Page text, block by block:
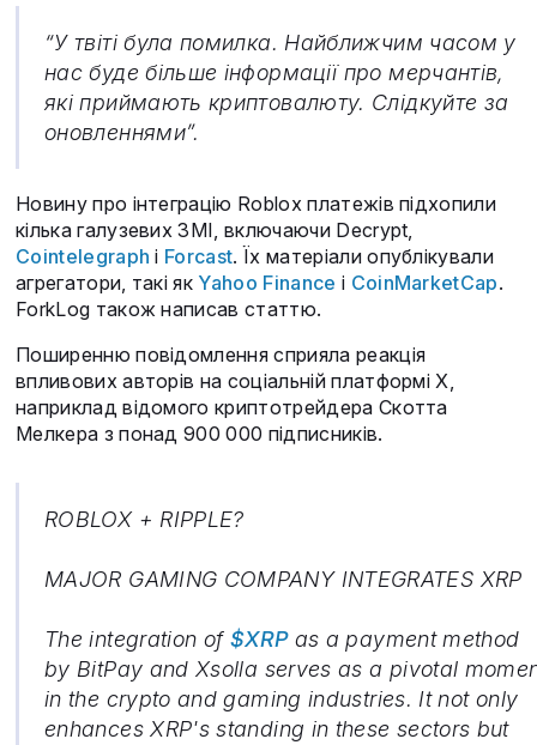
“У твіті була помилка. Найближчим часом у
нас буде більше інформації про мерчантів,
які приймають криптовалюту. Слідкуйте за
оновленнями”.
Новину про інтеграцію Roblox платежів підхопили
кілька галузевих ЗМІ, включаючи Decrypt,
Cointelegraph і Forcast. Їх матеріали опублікували
агрегатори, такі як Yahoo Finance і CoinMarketCap.
ForkLog також написав статтю.
Поширенню повідомлення сприяла реакція
впливових авторів на соціальній платформі X,
наприклад відомого криптотрейдера Скотта
Мелкера з понад 900 000 підписників.
ROBLOX + RIPPLE?
MAJOR GAMING COMPANY INTEGRATES XRP
The integration of $XRPas a payment method
by BitPay and Xsolla serves as a pivotal
in the crypto and gaming industries. It not only
enhances XRP's standing in these sectors but